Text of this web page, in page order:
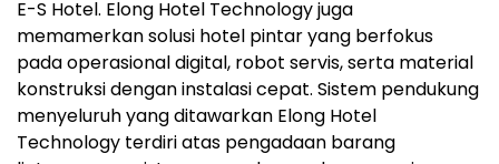
E-S Hotel. Elong Hotel Technology juga
memamerkan solusi hotel pintar yang berfokus
pada operasional digital, robot servis, serta material
konstruksi dengan instalasi cepat. Sistem pendukung
menyeluruh yang ditawarkan Elong Hotel
Technology terdiri atas pengadaan barang